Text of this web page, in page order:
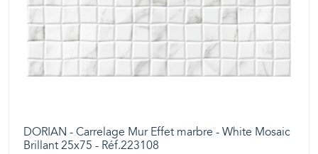
DORIAN - Carrelage Mur Effet marbre - White Mosaic
Brillant 25x75 - Réf.223108